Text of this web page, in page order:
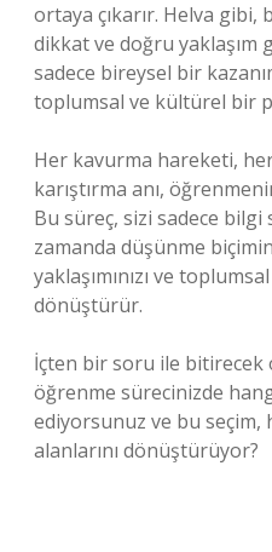
ortaya çıkarır. Helva gibi,
dikkat ve doğru yaklaşım
sadece bireysel bir
toplumsal ve kültürel bir
Her kavurma hareketi,
karıştırma anı,
Bu süreç, sizi sadece bilgi
zamanda düşünme
yaklaşımınızı ve toplumsal
dönüştürür.
İçten bir soru ile bitirecek
öğrenme sürecinizde
ediyorsunuz ve bu seçim,
alanlarını dönüştürüyor?